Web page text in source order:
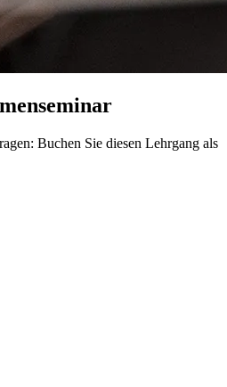
Buchen Sie diesen Lehrgang als